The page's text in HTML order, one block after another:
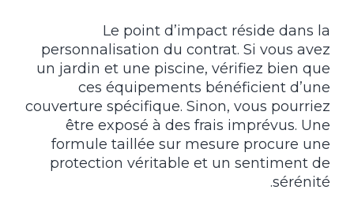
Le point d’impact réside dans la
personnalisation du contrat. Si vous avez
un jardin et une piscine, vérifiez bien que
ces équipements bénéficient d’une
couverture spécifique. Sinon, vous pourriez
être exposé à des frais imprévus. Une
formule taillée sur mesure procure une
protection véritable et un sentiment de
sérénité.